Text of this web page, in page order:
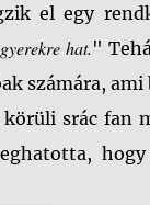
el egy
hat. "
számára, ami
srác fan